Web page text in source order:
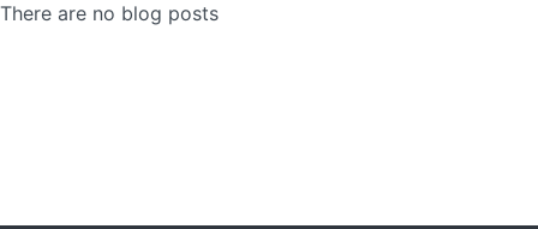
There are no blog posts